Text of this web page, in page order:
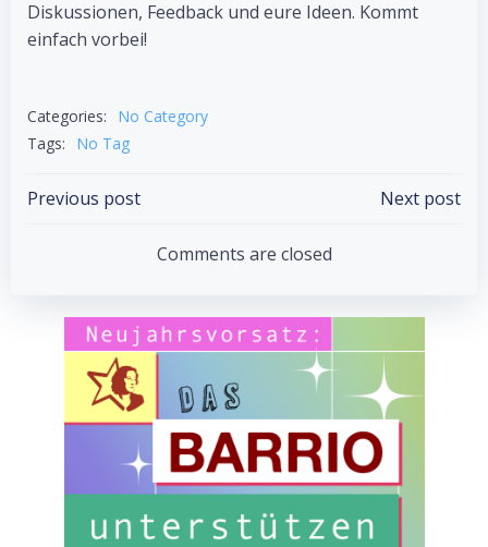
Diskussionen, Feedback und eure Ideen. Kommt
einfach vorbei!
Categories:
No Category
Tags:
No Tag
Post
navigation
Previous post
navigation
Next post
Comments are closed